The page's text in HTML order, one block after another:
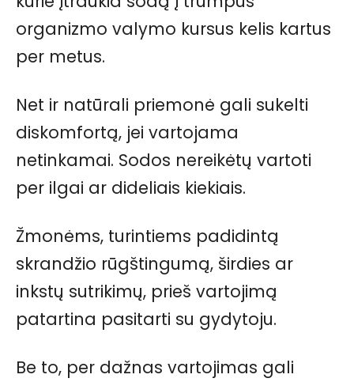
organizmo valymo kursus kelis kartus
per metus.
Net ir natūrali priemonė gali sukelti
diskomfortą, jei vartojama
netinkamai. Sodos nereikėtų vartoti
per ilgai ar dideliais kiekiais.
Žmonėms, turintiems padidintą
skrandžio rūgštingumą, širdies ar
inkstų sutrikimų, prieš vartojimą
patartina pasitarti su gydytoju.
Be to, per dažnas vartojimas gali